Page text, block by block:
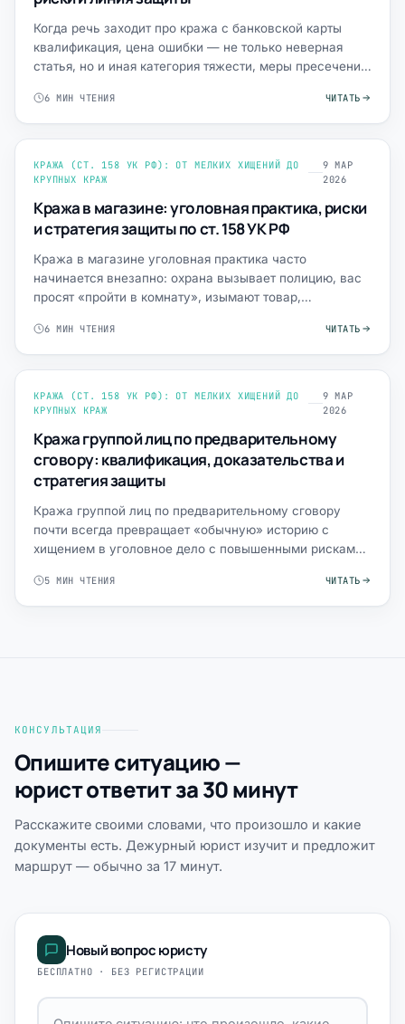
Когда речь заходит про кража с банковской карты
квалификация, цена ошибки — не только неверная
статья, но и иная категория тяжести, меры пресечения,
6 МИН ЧТЕНИЯ ЧИТАТЬ
КРАЖА (СТ. 158 УК РФ): ОТ МЕЛКИХ ХИЩЕНИЙ ДО
КРУПНЫХ КРАЖ
9 МАР
2026
Кража в магазине: уголовная практика, риски
и стратегия защиты по ст. 158 УК РФ
Кража в магазине уголовная практика часто
начинается внезапно: охрана вызывает полицию, вас
просят «пройти в комнату», изымают товар,
6 МИН ЧТЕНИЯ ЧИТАТЬ
КРАЖА (СТ. 158 УК РФ): ОТ МЕЛКИХ ХИЩЕНИЙ ДО
КРУПНЫХ КРАЖ
9 МАР
2026
Кража группой лиц по предварительному
сговору: квалификация, доказательства и
стратегия защиты
Кража группой лиц по предварительному сговору
почти всегда превращает «обычную» историю с
хищением в уголовное дело с повышенными рисками:
5 МИН ЧТЕНИЯ ЧИТАТЬ
КОНСУЛЬТАЦИЯ
Опишите ситуацию —
юрист ответит за 30 минут
Расскажите своими словами, что произошло и какие
документы есть. Дежурный юрист изучит и предложит
маршрут — обычно за 17 минут.
Новый вопрос юристу
БЕСПЛАТНО · БЕЗ РЕГИСТРАЦИИ